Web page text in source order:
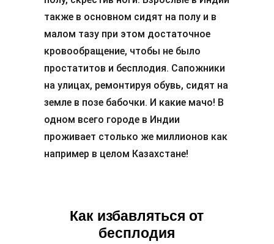
также в основном сидят на полу и в
малом тазу при этом достаточное
кровообращение, чтобы не было
простатитов и бесплодия. Сапожники
на улицах, ремонтируя обувь, сидят на
земле в позе бабочки. И какие мачо! В
одном всего городе в Индии
проживает столько же миллионов как
например в целом Казахстане!
Как избавляться от
бесплодия